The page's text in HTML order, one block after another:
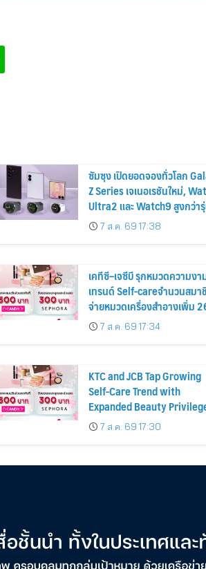
ซัมซุง เปิดยอดจองทั่วโลก
Z Series เจเนอเรชันใหม่,
Ultra2 และ Watch9 สูงกว่า
ก่อนหน้ากว่า 30%
7 ส.ค. 69 17:38
เคทีซี–เจซีบี รุกหมวดความงา
เทรนด์ Self-careจำนวนสมา
จ่ายหมวดเครื่องสำอางเพิ่ม
7 ส.ค. 69 17:34
KTC and JCB Tap Growing
Self-Care Trend with
Expanded Beauty
Number of KTC JCB
Cardmembers Spending on
7 ส.ค. 69 17:30